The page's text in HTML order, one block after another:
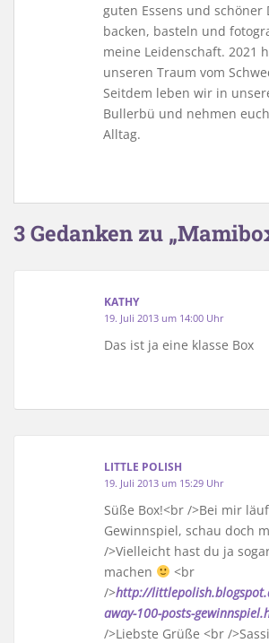
guten Essens und schöner
backen, basteln und
meine Leidenschaft. 2021
unseren Traum vom
Seitdem leben wir in
Bullerbü und nehmen
Alltag.
3 Gedanken zu
KATHY
19. Juli 2013 um 14:00 Uhr
Das ist ja eine klasse Box
LITTLE POLISH
19. Juli 2013 um 15:29 Uhr
Süße Box!<br />Bei mir
Gewinnspiel, schau doch
/>Vielleicht hast du ja
machen
<br
/>http://
away-100-posts-
/>Liebste Grüße <br />Sassi